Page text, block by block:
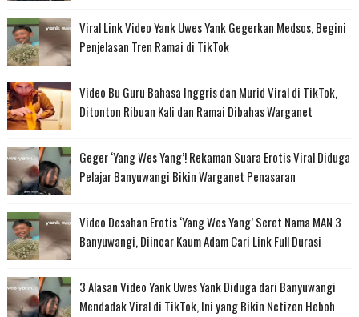
Viral Link Video Yank Uwes Yank Gegerkan Medsos, Begini
Penjelasan Tren Ramai di TikTok
Video Bu Guru Bahasa Inggris dan Murid Viral di TikTok,
Ditonton Ribuan Kali dan Ramai Dibahas Warganet
Geger ‘Yang Wes Yang’! Rekaman Suara Erotis Viral Diduga
Pelajar Banyuwangi Bikin Warganet Penasaran
Video Desahan Erotis ‘Yang Wes Yang’ Seret Nama MAN 3
Banyuwangi, Diincar Kaum Adam Cari Link Full Durasi
3 Alasan Video Yank Uwes Yank Diduga dari Banyuwangi
Mendadak Viral di TikTok, Ini yang Bikin Netizen Heboh